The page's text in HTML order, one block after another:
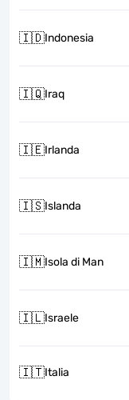
🇮🇩Indonesia
🇮🇶Iraq
🇮🇪Irlanda
🇮🇸Islanda
🇮🇲Isola di Man
🇮🇱Israele
🇮🇹Italia